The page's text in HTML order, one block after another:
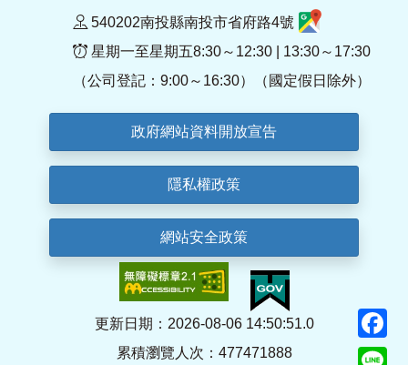
540202南投縣南投市省府路4號
星期一至星期五8:30～12:30 | 13:30～17:30
（公司登記：9:00～16:30）（國定假日除外）
政府網站資料開放宣告
隱私權政策
網站安全政策
更新日期：2026-08-06 14:50:51.0
累積瀏覽人次：477471888